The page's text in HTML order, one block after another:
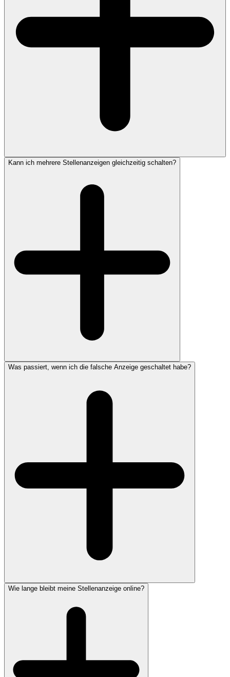
Kann ich mehrere Stellenanzeigen gleichzeitig schalten?
Was passiert, wenn ich die falsche Anzeige geschaltet habe?
Wie lange bleibt meine Stellenanzeige online?